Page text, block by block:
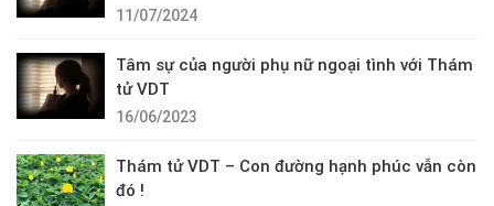
11/07/2024
Tâm sự của người phụ nữ ngoại tình với Thám
tử VDT
16/06/2023
Thám tử VDT – Con đường hạnh phúc vẫn còn
đó !